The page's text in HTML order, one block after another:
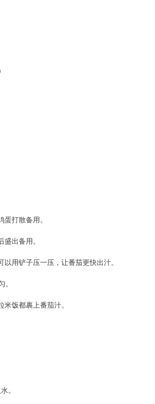
打散备用。
出备用。
用铲子压一压，让番茄更快出汁。
饭都裹上番茄汁。
。